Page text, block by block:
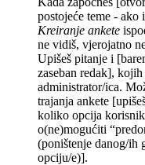
postojeće teme - ako
Kreiranje ankete
ne vidiš, vjerojatno
Upišeš pitanje i
zaseban redak],
administrator/ica.
trajanja ankete
koliko opcija
o(ne)mogućiti
(poništenje danog/ih
opciju/e)].